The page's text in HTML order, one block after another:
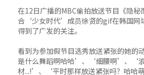
在12日广播的MBC偷拍放送节目《隐秘
合‘少女时代’成员徐贤的gif在韩国网
得到了广发的关注。
看到为参加假节目选秀放送紧张的她的
是什么舞蹈啊哈哈’、‘细腰啊’、‘
材...!’、‘平时那样放送紧张吗？哈哈